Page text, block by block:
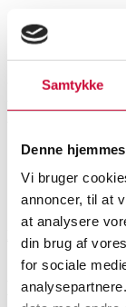
Samtykke
Denne
Vi bruger
annoncer, til at
at analysere
din brug af
for sociale
Lounge suites,
Mogens
SHOWROOM
Roskilde
Description